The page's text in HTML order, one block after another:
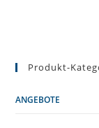
Produkt-
ANGEBOTE